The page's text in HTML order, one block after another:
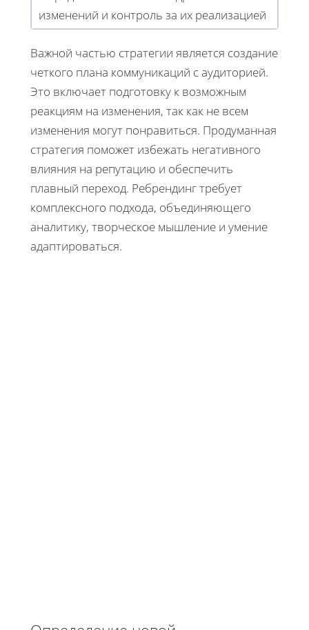
изменений и контроль за их реализацией
Важной частью стратегии является создание
четкого плана коммуникаций с аудиторией.
Это включает подготовку к возможным
реакциям на изменения, так как не всем
изменения могут понравиться. Продуманная
стратегия поможет избежать негативного
влияния на репутацию и обеспечить
плавный переход. Ребрендинг требует
комплексного подхода, объединяющего
аналитику, творческое мышление и умение
адаптироваться.